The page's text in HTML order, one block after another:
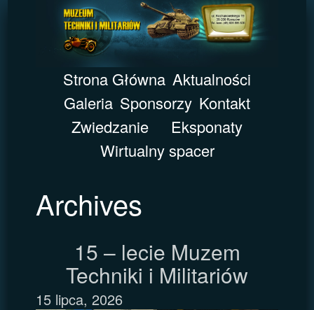
Strona Główna Aktualności
Galeria Sponsorzy Kontakt
Zwiedzanie
Eksponaty
Wirtualny spacer
Archives
15 – lecie Muzem
Techniki i Militariów
15 lipca, 2026